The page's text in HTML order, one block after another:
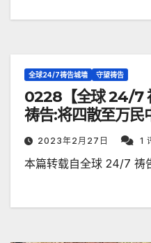
全球24/7祷告城墙 守望祷告
0228【全球 24/7
祷告:将四散至万民
2023年2月27日 1
本篇转载自全球 24/7 祷